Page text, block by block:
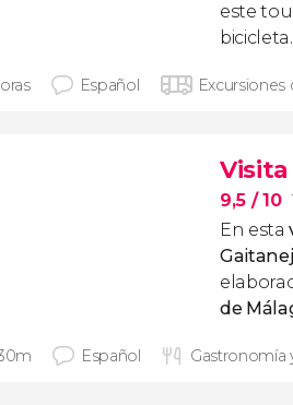
este
bicicleta.
Español Excursiones
9,5 / 10
En esta
de
Español Gastronomía